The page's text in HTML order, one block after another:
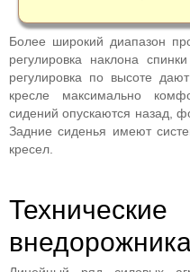
Более широкий диапазон
регулировка наклона
регулировка по высоте
кресле максимально
сидений опускаются назад,
Задние сиденья имеют
кресел.
Технические